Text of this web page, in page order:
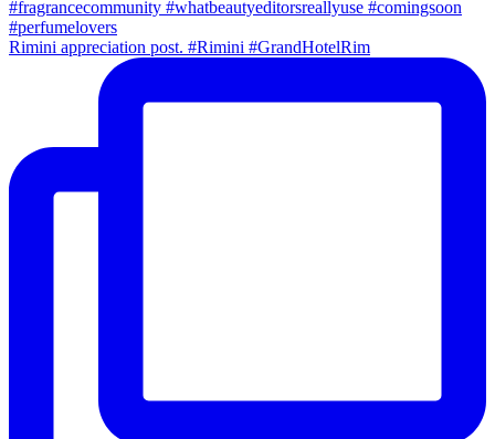
Rimini appreciation post. #Rimini #GrandHotelRim